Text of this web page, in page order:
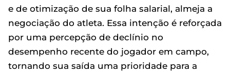
e de otimização de sua folha salarial, almeja a
negociação do atleta. Essa intenção é reforçada
por uma percepção de declínio no
desempenho recente do jogador em campo,
tornando sua saída uma prioridade para a